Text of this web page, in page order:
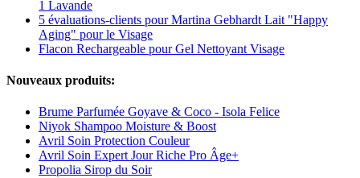
1 Lavande
5 évaluations-clients pour Martina Gebhardt Lait "Happy
Aging" pour le Visage
Flacon Rechargeable pour Gel Nettoyant Visage
Nouveaux produits:
Brume Parfumée Goyave & Coco - Isola Felice
Niyok Shampoo Moisture & Boost
Avril Soin Protection Couleur
Avril Soin Expert Jour Riche Pro Âge+
Propolia Sirop du Soir